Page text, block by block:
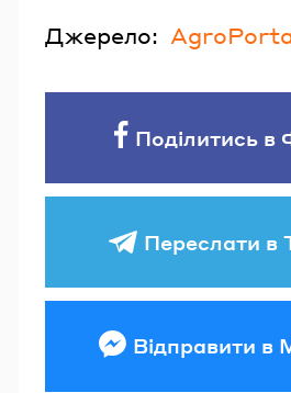
Джерело:
Поділитись в
Переслати в
Відправити в